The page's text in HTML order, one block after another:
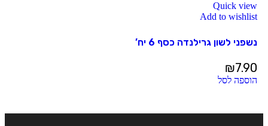
Quick view
Add to wishlist
נשפני לשון גרילנדה כסף 6 יח’
₪7.90
הוספה לסל